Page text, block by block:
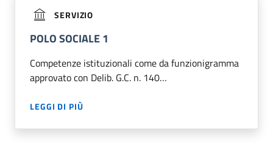
SERVIZIO
POLO SOCIALE 1
Competenze istituzionali come da funzionigramma
approvato con Delib. G.C. n. 140…
LEGGI DI PIÙ